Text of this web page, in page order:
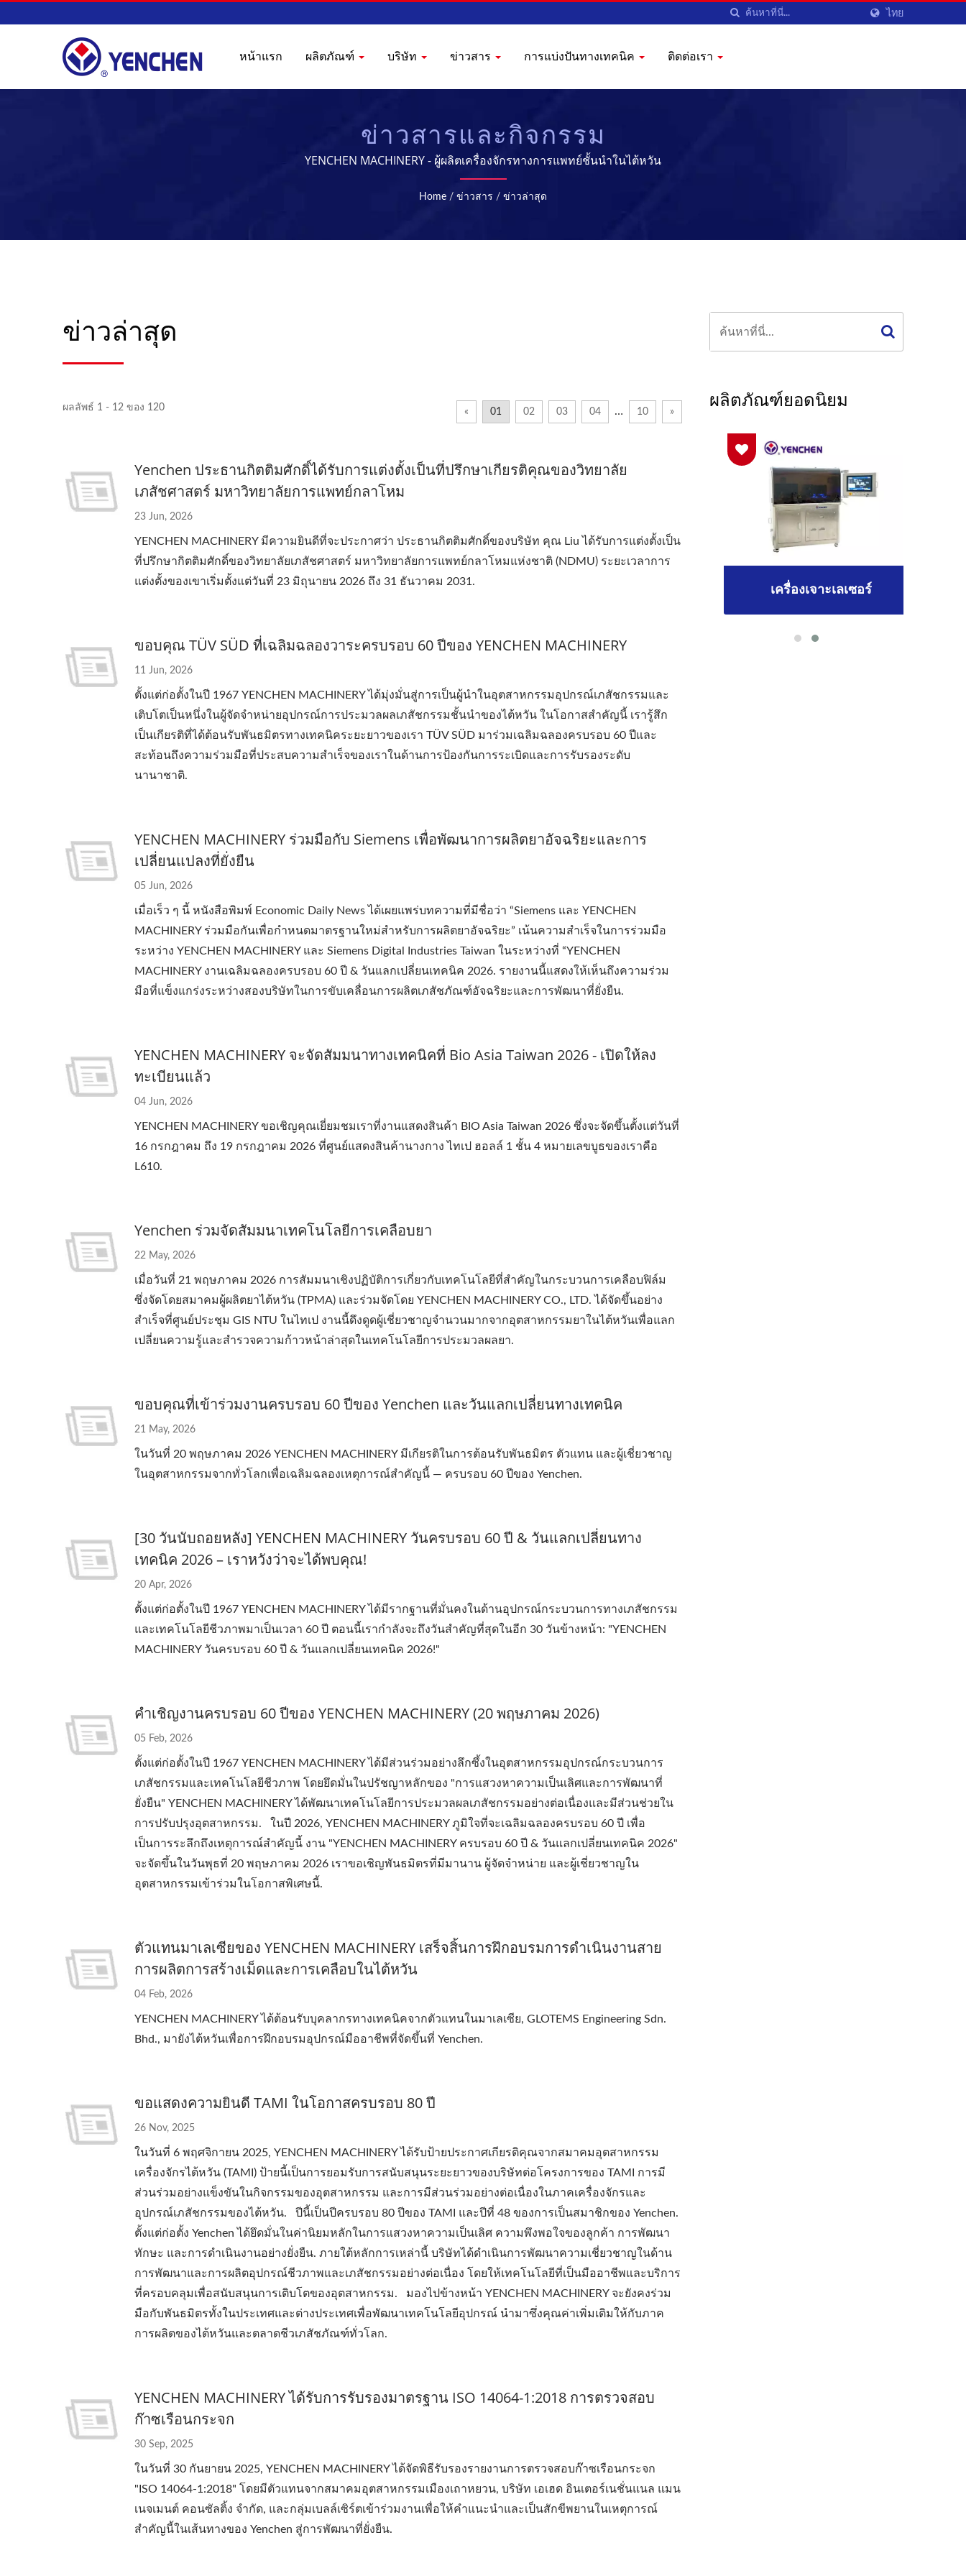
ไทย
หน้าแรก ผลิตภัณฑ์ บริษัท ข่าวสาร การแบ่งปันทางเทคนิค ติดต่อเรา
ข่าวสารและกิจกรรม
YENCHEN MACHINERY - ผู้ผลิตเครื่องจักรทางการแพทย์ชั้นนำในไต้หวัน
Home / ข่าวสาร / ข่าวล่าสุด
ข่าวล่าสุด
ผลลัพธ์ 1 - 12 ของ 120 « 01 02 03 04 … 10 »
Yenchen ประธานกิตติมศักดิ์ได้รับการแต่งตั้งเป็นที่ปรึกษาเกียรติคุณของวิทยาลัย
เภสัชศาสตร์ มหาวิทยาลัยการแพทย์กลาโหม
23 Jun, 2026
YENCHEN MACHINERY มีความยินดีที่จะประกาศว่า ประธานกิตติมศักดิ์ของบริษัท คุณ Liu ได้รับการแต่งตั้งเป็น
ที่ปรึกษากิตติมศักดิ์ของวิทยาลัยเภสัชศาสตร์ มหาวิทยาลัยการแพทย์กลาโหมแห่งชาติ (NDMU) ระยะเวลาการ
แต่งตั้งของเขาเริ่มตั้งแต่วันที่ 23 มิถุนายน 2026 ถึง 31 ธันวาคม 2031.
ขอบคุณ TÜV SÜD ที่เฉลิมฉลองวาระครบรอบ 60 ปีของ YENCHEN MACHINERY
11 Jun, 2026
ตั้งแต่ก่อตั้งในปี 1967 YENCHEN MACHINERY ได้มุ่งมั่นสู่การเป็นผู้นำในอุตสาหกรรมอุปกรณ์เภสัชกรรมและ
เติบโตเป็นหนึ่งในผู้จัดจำหน่ายอุปกรณ์การประมวลผลเภสัชกรรมชั้นนำของไต้หวัน ในโอกาสสำคัญนี้ เรารู้สึก
เป็นเกียรติที่ได้ต้อนรับพันธมิตรทางเทคนิคระยะยาวของเรา TÜV SÜD มาร่วมเฉลิมฉลองครบรอบ 60 ปีและ
สะท้อนถึงความร่วมมือที่ประสบความสำเร็จของเราในด้านการป้องกันการระเบิดและการรับรองระดับ
นานาชาติ.
YENCHEN MACHINERY ร่วมมือกับ Siemens เพื่อพัฒนาการผลิตยาอัจฉริยะและการ
เปลี่ยนแปลงที่ยั่งยืน
05 Jun, 2026
เมื่อเร็ว ๆ นี้ หนังสือพิมพ์ Economic Daily News ได้เผยแพร่บทความที่มีชื่อว่า “Siemens และ YENCHEN
MACHINERY ร่วมมือกันเพื่อกำหนดมาตรฐานใหม่สำหรับการผลิตยาอัจฉริยะ” เน้นความสำเร็จในการร่วมมือ
ระหว่าง YENCHEN MACHINERY และ Siemens Digital Industries Taiwan ในระหว่างที่ “YENCHEN
MACHINERY งานเฉลิมฉลองครบรอบ 60 ปี & วันแลกเปลี่ยนเทคนิค 2026. รายงานนี้แสดงให้เห็นถึงความร่วม
มือที่แข็งแกร่งระหว่างสองบริษัทในการขับเคลื่อนการผลิตเภสัชภัณฑ์อัจฉริยะและการพัฒนาที่ยั่งยืน.
YENCHEN MACHINERY จะจัดสัมมนาทางเทคนิคที่ Bio Asia Taiwan 2026 - เปิดให้ลง
ทะเบียนแล้ว
04 Jun, 2026
YENCHEN MACHINERY ขอเชิญคุณเยี่ยมชมเราที่งานแสดงสินค้า BIO Asia Taiwan 2026 ซึ่งจะจัดขึ้นตั้งแต่วันที่
16 กรกฎาคม ถึง 19 กรกฎาคม 2026 ที่ศูนย์แสดงสินค้านางกาง ไทเป ฮอลล์ 1 ชั้น 4 หมายเลขบูธของเราคือ
L610.
Yenchen ร่วมจัดสัมมนาเทคโนโลยีการเคลือบยา
22 May, 2026
เมื่อวันที่ 21 พฤษภาคม 2026 การสัมมนาเชิงปฏิบัติการเกี่ยวกับเทคโนโลยีที่สำคัญในกระบวนการเคลือบฟิล์ม
ซึ่งจัดโดยสมาคมผู้ผลิตยาไต้หวัน (TPMA) และร่วมจัดโดย YENCHEN MACHINERY CO., LTD. ได้จัดขึ้นอย่าง
สำเร็จที่ศูนย์ประชุม GIS NTU ในไทเป งานนี้ดึงดูดผู้เชี่ยวชาญจำนวนมากจากอุตสาหกรรมยาในไต้หวันเพื่อแลก
เปลี่ยนความรู้และสำรวจความก้าวหน้าล่าสุดในเทคโนโลยีการประมวลผลยา.
ขอบคุณที่เข้าร่วมงานครบรอบ 60 ปีของ Yenchen และวันแลกเปลี่ยนทางเทคนิค
21 May, 2026
ในวันที่ 20 พฤษภาคม 2026 YENCHEN MACHINERY มีเกียรติในการต้อนรับพันธมิตร ตัวแทน และผู้เชี่ยวชาญ
ในอุตสาหกรรมจากทั่วโลกเพื่อเฉลิมฉลองเหตุการณ์สำคัญนี้ — ครบรอบ 60 ปีของ Yenchen.
[30 วันนับถอยหลัง] YENCHEN MACHINERY วันครบรอบ 60 ปี & วันแลกเปลี่ยนทาง
เทคนิค 2026 – เราหวังว่าจะได้พบคุณ!
20 Apr, 2026
ตั้งแต่ก่อตั้งในปี 1967 YENCHEN MACHINERY ได้มีรากฐานที่มั่นคงในด้านอุปกรณ์กระบวนการทางเภสัชกรรม
และเทคโนโลยีชีวภาพมาเป็นเวลา 60 ปี ตอนนี้เรากำลังจะถึงวันสำคัญที่สุดในอีก 30 วันข้างหน้า: "YENCHEN
MACHINERY วันครบรอบ 60 ปี & วันแลกเปลี่ยนเทคนิค 2026!"
คำเชิญงานครบรอบ 60 ปีของ YENCHEN MACHINERY (20 พฤษภาคม 2026)
05 Feb, 2026
ตั้งแต่ก่อตั้งในปี 1967 YENCHEN MACHINERY ได้มีส่วนร่วมอย่างลึกซึ้งในอุตสาหกรรมอุปกรณ์กระบวนการ
เภสัชกรรมและเทคโนโลยีชีวภาพ โดยยึดมั่นในปรัชญาหลักของ "การแสวงหาความเป็นเลิศและการพัฒนาที่
ยั่งยืน" YENCHEN MACHINERY ได้พัฒนาเทคโนโลยีการประมวลผลเภสัชกรรมอย่างต่อเนื่องและมีส่วนช่วยใน
การปรับปรุงอุตสาหกรรม. ในปี 2026, YENCHEN MACHINERY ภูมิใจที่จะเฉลิมฉลองครบรอบ 60 ปี เพื่อ
เป็นการระลึกถึงเหตุการณ์สำคัญนี้ งาน "YENCHEN MACHINERY ครบรอบ 60 ปี & วันแลกเปลี่ยนเทคนิค 2026"
จะจัดขึ้นในวันพุธที่ 20 พฤษภาคม 2026 เราขอเชิญพันธมิตรที่มีมานาน ผู้จัดจำหน่าย และผู้เชี่ยวชาญใน
อุตสาหกรรมเข้าร่วมในโอกาสพิเศษนี้.
ตัวแทนมาเลเซียของ YENCHEN MACHINERY เสร็จสิ้นการฝึกอบรมการดำเนินงานสาย
การผลิตการสร้างเม็ดและการเคลือบในไต้หวัน
04 Feb, 2026
YENCHEN MACHINERY ได้ต้อนรับบุคลากรทางเทคนิคจากตัวแทนในมาเลเซีย, GLOTEMS Engineering Sdn.
Bhd., มายังไต้หวันเพื่อการฝึกอบรมอุปกรณ์มืออาชีพที่จัดขึ้นที่ Yenchen.
ขอแสดงความยินดี TAMI ในโอกาสครบรอบ 80 ปี
26 Nov, 2025
ในวันที่ 6 พฤศจิกายน 2025, YENCHEN MACHINERY ได้รับป้ายประกาศเกียรติคุณจากสมาคมอุตสาหกรรม
เครื่องจักรไต้หวัน (TAMI) ป้ายนี้เป็นการยอมรับการสนับสนุนระยะยาวของบริษัทต่อโครงการของ TAMI การมี
ส่วนร่วมอย่างแข็งขันในกิจกรรมของอุตสาหกรรม และการมีส่วนร่วมอย่างต่อเนื่องในภาคเครื่องจักรและ
อุปกรณ์เภสัชกรรมของไต้หวัน. ปีนี้เป็นปีครบรอบ 80 ปีของ TAMI และปีที่ 48 ของการเป็นสมาชิกของ Yenchen.
ตั้งแต่ก่อตั้ง Yenchen ได้ยึดมั่นในค่านิยมหลักในการแสวงหาความเป็นเลิศ ความพึงพอใจของลูกค้า การพัฒนา
ทักษะ และการดำเนินงานอย่างยั่งยืน. ภายใต้หลักการเหล่านี้ บริษัทได้ดำเนินการพัฒนาความเชี่ยวชาญในด้าน
การพัฒนาและการผลิตอุปกรณ์ชีวภาพและเภสัชกรรมอย่างต่อเนื่อง โดยให้เทคโนโลยีที่เป็นมืออาชีพและบริการ
ที่ครอบคลุมเพื่อสนับสนุนการเติบโตของอุตสาหกรรม. มองไปข้างหน้า YENCHEN MACHINERY จะยังคงร่วม
มือกับพันธมิตรทั้งในประเทศและต่างประเทศเพื่อพัฒนาเทคโนโลยีอุปกรณ์ นำมาซึ่งคุณค่าเพิ่มเติมให้กับภาค
การผลิตของไต้หวันและตลาดชีวเภสัชภัณฑ์ทั่วโลก.
YENCHEN MACHINERY ได้รับการรับรองมาตรฐาน ISO 14064-1:2018 การตรวจสอบ
ก๊าซเรือนกระจก
30 Sep, 2025
ในวันที่ 30 กันยายน 2025, YENCHEN MACHINERY ได้จัดพิธีรับรองรายงานการตรวจสอบก๊าซเรือนกระจก
"ISO 14064-1:2018" โดยมีตัวแทนจากสมาคมอุตสาหกรรมเมืองเถาหยวน, บริษัท เอเฮด อินเตอร์เนชั่นแนล แมน
เนจเมนต์ คอนซัลติ้ง จำกัด, และกลุ่มเบลล์เซิร์ตเข้าร่วมงานเพื่อให้คำแนะนำและเป็นสักขีพยานในเหตุการณ์
สำคัญนี้ในเส้นทางของ Yenchen สู่การพัฒนาที่ยั่งยืน.
ผลิตภัณฑ์ยอดนิยม
เครื่องเจาะเลเซอร์